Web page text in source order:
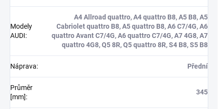
Modely
AUDI:
A4 Allroad quattro, A4 quattro B8, A5 B8, A5
Cabriolet quattro B8, A5 quattro B8, A6 C7/4G, A6
quattro Avant C7/4G, A6 quattro C7/4G, A7 4G8, A7
quattro 4G8, Q5 8R, Q5 quattro 8R, S4 B8, S5 B8
Náprava: Přední
Průměr
[mm]:
345